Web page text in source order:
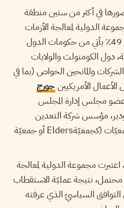
34 دولة وحضورها في أكثر من ستين منطقة
الدولية لمعالجة الأزمات
تملك مصادر تمويل متنوّعة: 49٪ يأتي من حكومات الدول
دول الكومنولث والولايات
31٪ من الشركات والمانحين الخواص (بما في
جورج
مجلس إدارة المجلس
مؤسس شركة التعدين
انديفور) وأخيرا 20٪ من الجمعيّات (كجمعيّةElders أو جمعيّة
اعتبرت مجموعة الدولية لمعالجة
نتيجة عمليّة الاستقطاب
السياسيّ الذي عرفته